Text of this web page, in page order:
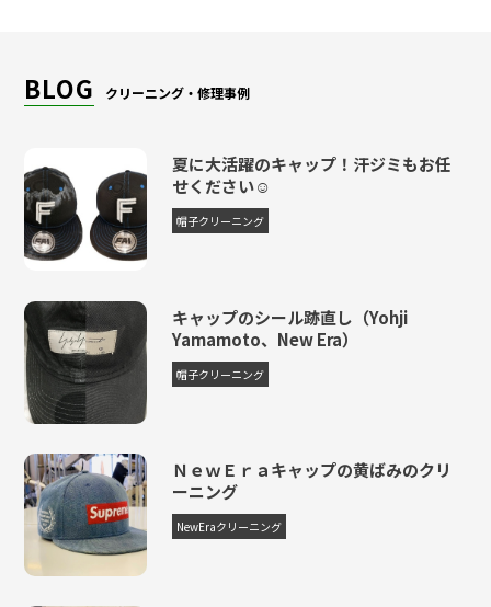
BLOG クリーニング・修理事例
夏に大活躍のキャップ！汗ジミもお任
せください☺
帽子クリーニング
キャップのシール跡直し（Yohji
Yamamoto、New Era）
帽子クリーニング
ＮｅｗＥｒａキャップの黄ばみのクリ
ーニング
NewEraクリーニング